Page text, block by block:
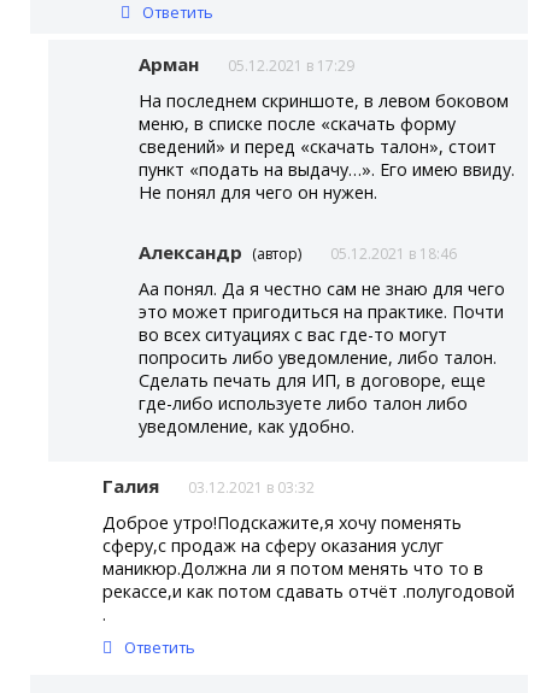
Ответить
Арман 05.12.2021 в 17:29
На последнем скриншоте, в левом боковом
меню, в списке после «скачать форму
сведений» и перед «скачать талон», стоит
пункт «подать на выдачу…». Его имею ввиду.
Не понял для чего он нужен.
Александр (автор) 05.12.2021 в 18:46
Аа понял. Да я честно сам не знаю для чего
это может пригодиться на практике. Почти
во всех ситуациях с вас где-то могут
попросить либо уведомление, либо талон.
Сделать печать для ИП, в договоре, еще
где-либо используете либо талон либо
уведомление, как удобно.
Галия 03.12.2021 в 03:32
Доброе утро!Подскажите,я хочу поменять
сферу,с продаж на сферу оказания услуг
маникюр.Должна ли я потом менять что то в
рекассе,и как потом сдавать отчёт .полугодовой
.
Ответить